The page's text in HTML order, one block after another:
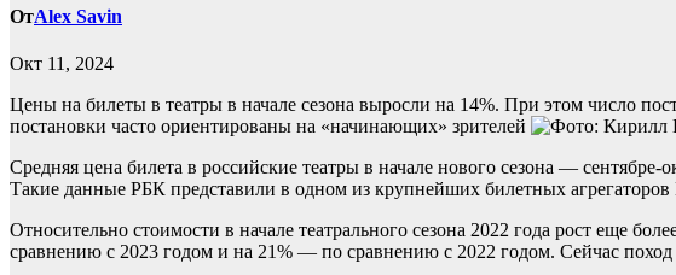
ОтAlex Savin
Окт 11, 2024
Цены на билеты в театры в начале сезона выросли на 14%. При этом число
постановки часто ориентированы на «начинающих» зрителей
Средняя цена билета в российские театры в начале нового сезона —
Такие данные РБК представили в одном из крупнейших билетных
Относительно стоимости в начале театрального сезона 2022 года рост еще
сравнению с 2023 годом и на 21% — по сравнению с 2022 годом. Сейчас поход